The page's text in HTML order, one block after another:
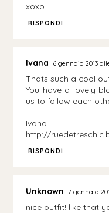
xoxo
RISPONDI
Ivana 6 gennaio 2013
Thats such a cool
You have a lovely
us to follow each
Ivana
http://
RISPONDI
Unknown 7 gennaio
nice outfit! like that